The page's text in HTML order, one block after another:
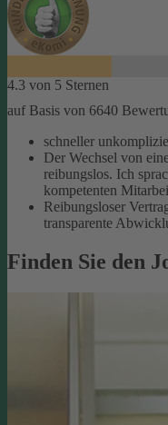
4.3 von 5 Sternen
auf Basis von 6640
schneller
Der Wechsel von
reibungslos. Ich
kompetenten
Reibungsloser
transparente
Finden Sie den